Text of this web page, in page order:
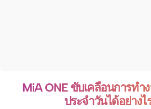
MiA ONE ขับเคลื่อนการทำ
ประจำวันได้อย่างไ